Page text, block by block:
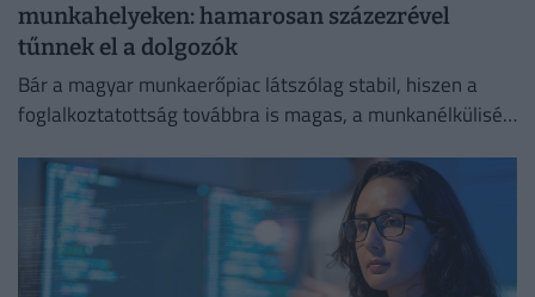
munkahelyeken: hamarosan százezrével
tűnnek el a dolgozók
Bár a magyar munkaerőpiac látszólag stabil, hiszen a
foglalkoztatottság továbbra is magas, a munkanélküliség